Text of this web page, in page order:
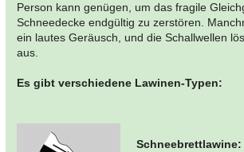
Person kann genügen, um das fragile
Schneedecke endgültig zu zerstören.
ein lautes Geräusch, und die Schallwellen
aus.
Es gibt verschiedene Lawinen-Typen:
Schneebrettlawine: